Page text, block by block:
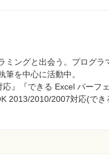
ミングと出会う。プログラ
を中心に活動中。
』『できる Excel パーフ
2013/2010/2007対応(でき